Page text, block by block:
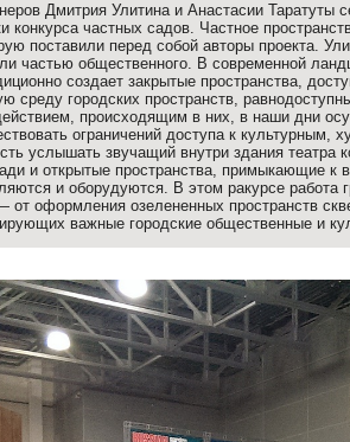
Дмитрия Улитина и Анастасии
конкурса частных садов. Частное
поставили перед собой авторы проекта.
частью общественного. В современной
создает закрытые пространства,
среду городских пространств,
происходящим в них, в наши дни
ограничений доступа к
услышать звучащий внутри здания театра
и открытые пространства, примыкающие
и оборудуются. В этом ракурсе
от оформления озелененных пространств
важные городские общественные и